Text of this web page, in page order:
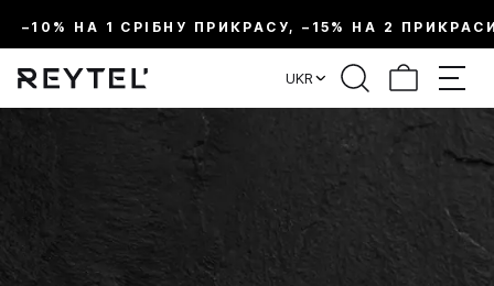
–10% НА 1 СРІБНУ ПРИКРАСУ, –15% НА 2
UKR